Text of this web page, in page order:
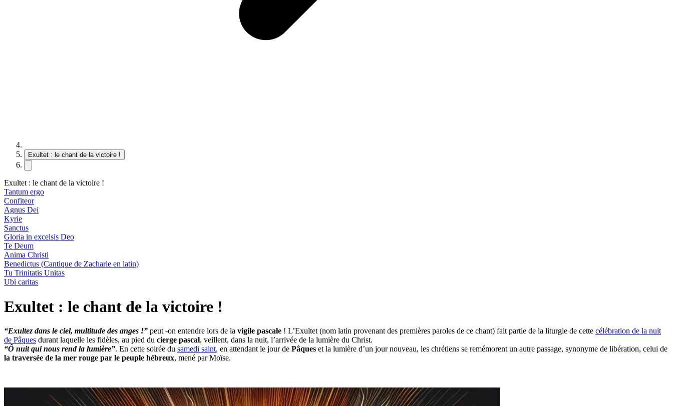
Exultet : le chant de la victoire !
Exultet : le chant de la victoire !
Tantum ergo
Confiteor
Agnus Dei
Kyrie
Sanctus
Gloria in excelsis Deo
Te Deum
Anima Christi
Benedictus (Cantique de Zacharie en latin)
Tu Trinitatis Unitas
Ubi caritas
Exultet : le chant de la victoire !
“Exultez dans le ciel, multitude des anges !” peut -on entendre lors de la vigile pascale ! L’Exultet (nom latin provenant des premières paroles de ce chant) fait partie de la liturgie de cette célébration de la nuit
de Pâques durant laquelle les fidèles, au pied du cierge pascal, veillent, dans la nuit, l’arrivée de la lumière du Christ.
“Ô nuit qui nous rend la lumière”. En cette soirée du samedi saint, en attendant le jour de Pâques et la lumière d’un jour nouveau, les chrétiens se remémorent un autre passage, synonyme de libération, celui de
la traversée de la mer rouge par le peuple hébreux, mené par Moïse.